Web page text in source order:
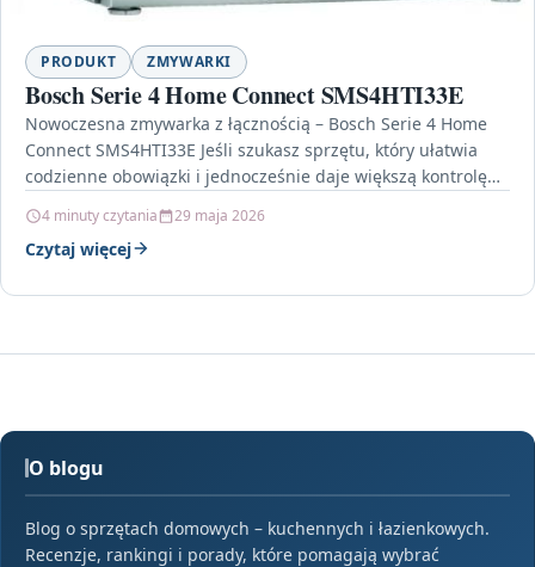
PRODUKT ZMYWARKI
Bosch Serie 4 Home Connect SMS4HTI33E
Nowoczesna zmywarka z łącznością – Bosch Serie 4 Home
Connect SMS4HTI33E Jeśli szukasz sprzętu, który ułatwia
codzienne obowiązki i jednocześnie daje większą kontrolę
4 minuty czytania 29 maja 2026
Czytaj więcej
O blogu
Blog o sprzętach domowych – kuchennych i łazienkowych.
Recenzje, rankingi i porady, które pomagają wybrać